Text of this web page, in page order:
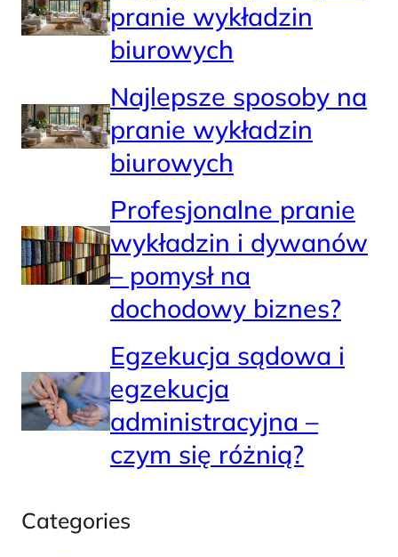
pranie wykładzin
biurowych
Najlepsze sposoby na
pranie wykładzin
biurowych
Profesjonalne pranie
wykładzin i dywanów
– pomysł na
dochodowy biznes?
Egzekucja sądowa i
egzekucja
administracyjna –
czym się różnią?
Categories